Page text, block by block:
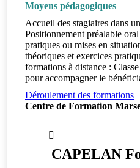
Moyens pédagogiques
Accueil des stagiaires dans
Positionnement préalable
pratiques ou mises en
théoriques et exercices
formations à distance :
pour accompagner le
Déroulement des formations
Centre de Formation
CAPELAN